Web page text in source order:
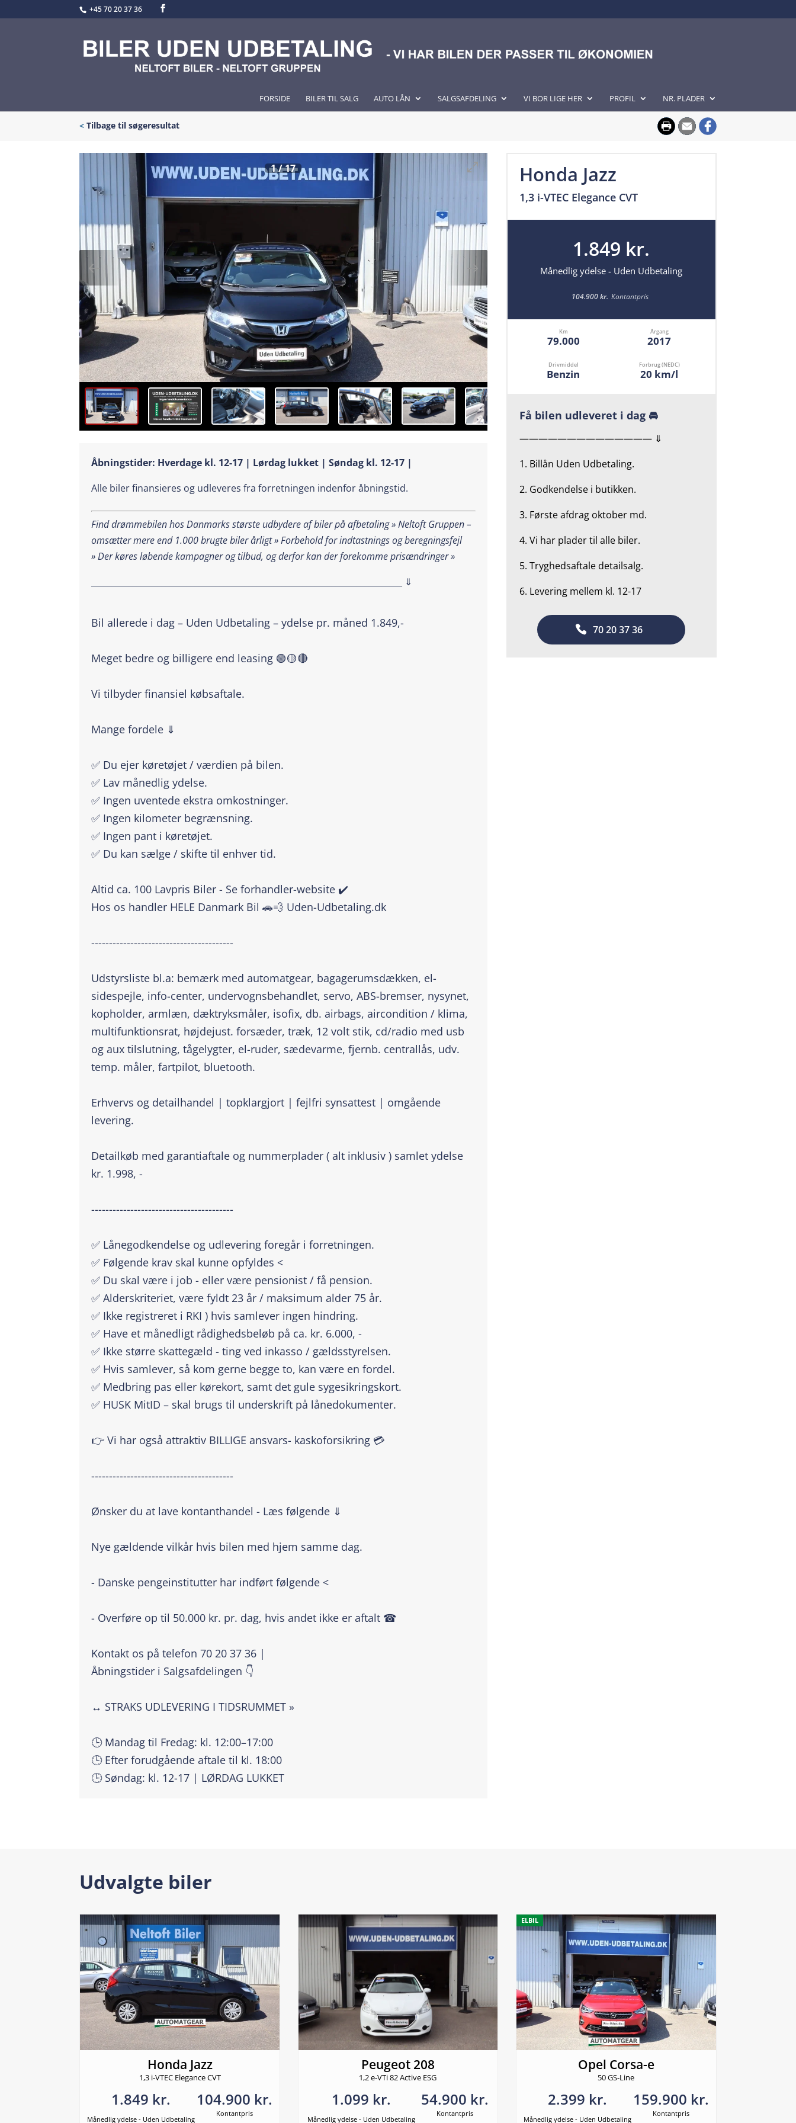
+45 70 20 37 36
FORSIDE BILER TIL SALG AUTO LÅN SALGSAFDELING VI BOR LIGE HER PROFIL NR. PLADER
<Tilbage til søgeresultat
1/17
Åbningstider: Hverdage kl. 12-17 | Lørdag lukket | Søndag kl. 12-17 |
Alle biler finansieres og udleveres fra forretningen indenfor åbningstid.
Find drømmebilen hos Danmarks største udbydere af biler på afbetaling » Neltoft Gruppen –
omsætter mere end 1.000 brugte biler årligt » Forbehold for indtastnings og beregningsfejl
»Der køres løbende kampagner og tilbud, og derfor kan der forekomme prisændringer »
___________________________________________________________________________ ⇓
Bil allerede i dag – Uden Udbetaling – ydelse pr. måned 1.849,-
Meget bedre og billigere end leasing 🟢🟡🔴
Vi tilbyder finansiel købsaftale.
Mange fordele ⇓
✅ Du ejer køretøjet / værdien på bilen.
✅ Lav månedlig ydelse.
✅ Ingen uventede ekstra omkostninger.
✅ Ingen kilometer begrænsning.
✅ Ingen pant i køretøjet.
✅ Du kan sælge / skifte til enhver tid.
Altid ca. 100 Lavpris Biler - Se forhandler-website ✔️
Hos os handler HELE Danmark Bil 🚗💨 Uden-Udbetaling.dk
----------------------------------------
Udstyrsliste bl.a: bemærk med automatgear, bagagerumsdækken, el-
sidespejle, info-center, undervognsbehandlet, servo, ABS-bremser, nysynet,
kopholder, armlæn, dæktryksmåler, isofix, db. airbags, aircondition / klima,
multifunktionsrat, højdejust. forsæder, træk, 12 volt stik, cd/radio med usb
og aux tilslutning, tågelygter, el-ruder, sædevarme, fjernb. centrallås, udv.
temp. måler, fartpilot, bluetooth.
Erhvervs og detailhandel | topklargjort | fejlfri synsattest | omgående
levering.
Detailkøb med garantiaftale og nummerplader ( alt inklusiv ) samlet ydelse
kr. 1.998, -
----------------------------------------
✅ Lånegodkendelse og udlevering foregår i forretningen.
✅ Følgende krav skal kunne opfyldes <
✅ Du skal være i job - eller være pensionist / få pension.
✅ Alderskriteriet, være fyldt 23 år / maksimum alder 75 år.
✅ Ikke registreret i RKI ) hvis samlever ingen hindring.
✅ Have et månedligt rådighedsbeløb på ca. kr. 6.000, -
✅ Ikke større skattegæld - ting ved inkasso / gældsstyrelsen.
✅ Hvis samlever, så kom gerne begge to, kan være en fordel.
✅ Medbring pas eller kørekort, samt det gule sygesikringskort.
✅ HUSK MitID – skal brugs til underskrift på lånedokumenter.
👉 Vi har også attraktiv BILLIGE ansvars- kaskoforsikring 💳
----------------------------------------
Ønsker du at lave kontanthandel - Læs følgende ⇓
Nye gældende vilkår hvis bilen med hjem samme dag.
- Danske pengeinstitutter har indført følgende <
- Overføre op til 50.000 kr. pr. dag, hvis andet ikke er aftalt ☎
Kontakt os på telefon 70 20 37 36 |
Åbningstider i Salgsafdelingen 👇
↔️ STRAKS UDLEVERING I TIDSRUMMET »
🕒 Mandag til Fredag: kl. 12:00–17:00
🕒 Efter forudgående aftale til kl. 18:00
🕒 Søndag: kl. 12-17 | LØRDAG LUKKET
Honda Jazz
1,3 i-VTEC Elegance CVT
1.849 kr.
Månedlig ydelse - Uden Udbetaling
104.900 kr. Kontantpris
Km
79.000
Årgang
2017
Drivmiddel
Benzin
Forbrug (NEDC)
20 km/l
Få bilen udleveret i dag 🚘
—————————————— ⇓
1. Billån Uden Udbetaling.
2. Godkendelse i butikken.
3. Første afdrag oktober md.
4. Vi har plader til alle biler.
5. Tryghedsaftale detailsalg.
6. Levering mellem kl. 12-17
70 20 37 36
Udvalgte biler
Honda Jazz
1,3 i-VTEC Elegance CVT
1.849 kr.
Månedlig ydelse - Uden Udbetaling
104.900 kr.
Kontantpris
Peugeot 208
1,2 e-VTi 82 Active ESG
1.099 kr.
Månedlig ydelse - Uden Udbetaling
54.900 kr.
Kontantpris
ELBIL
Opel Corsa-e
50 GS-Line
2.399 kr.
Månedlig ydelse - Uden Udbetaling
159.900 kr.
Kontantpris